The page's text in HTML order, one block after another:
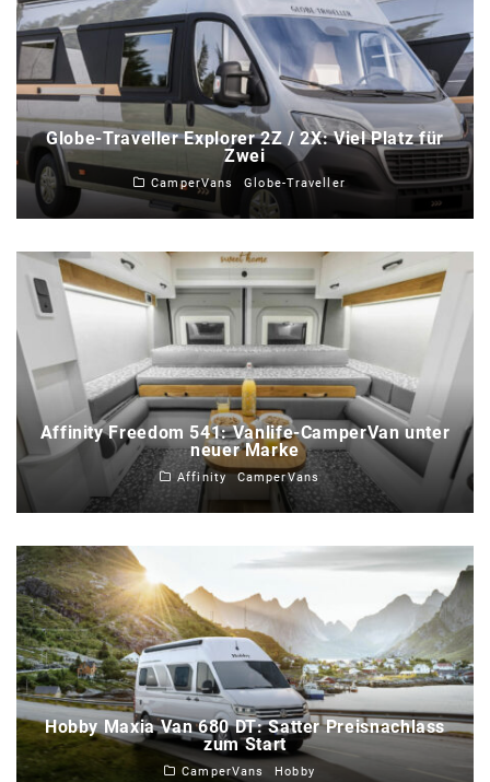
Globe-Traveller Explorer 2Z / 2X: Viel Platz für
Zwei
CamperVans Globe-Traveller
Affinity Freedom 541: Vanlife-CamperVan unter
neuer Marke
Affinity CamperVans
Hobby Maxia Van 680 DT: Satter Preisnachlass
zum Start
CamperVans Hobby